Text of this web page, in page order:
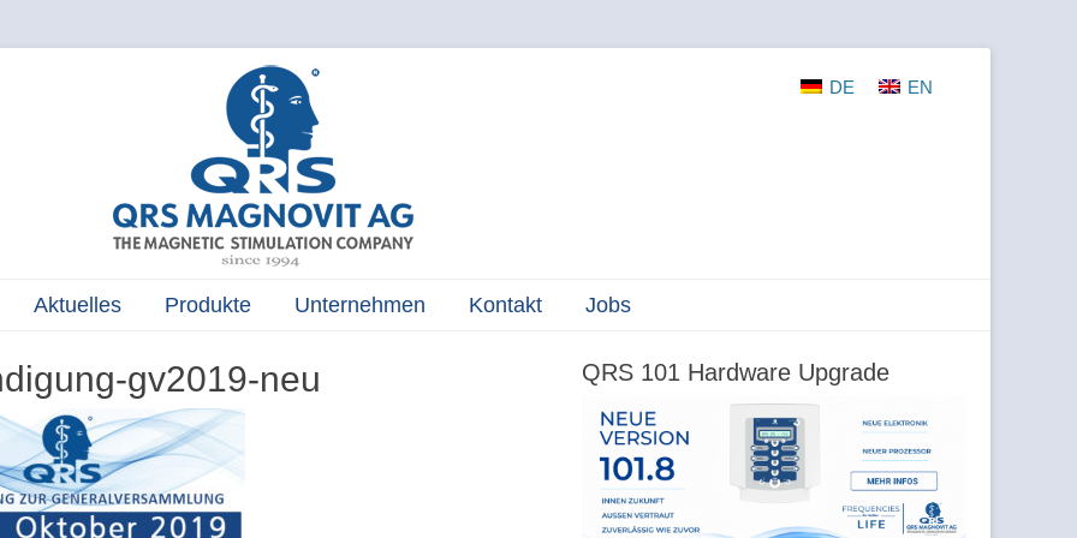
MAGNOVIT
AG
The Magnetic Stimulation Company
DE EN
Aktuelles Produkte Unternehmen Kontakt Jobs
gv2019-neu QRS 101 Hardware Upgrade